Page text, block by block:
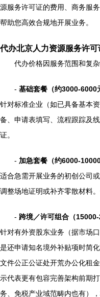
源服务许可证的费用、商务服
帮助您高效合规地开展业务。
代办北京人力资源服务许
代办价格因服务范围和复
- 基础套餐（约3000-6000
针对标准企业（如已具备基本
备、申请表填写、流程跟踪及
证。
- 加急套餐（约6000-10000
适合急需开展业务的初创公司
调整场地证明或补齐零散材料
- 跨境／许可组合（15000-
针对有外资股东业务（据市场
是还申请知名境外补贴项时简
文件公正公证处开荒办公化租
示代表更有包容完善架构前期
务、免税产业域范畴内也有）